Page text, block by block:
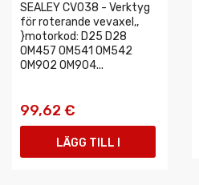
SEALEY CV038 - Verktyg
för roterande vevaxel,,
}motorkod: D25 D28
OM457 OM541 OM542
OM902 OM904...
99,62 €
LÄGG TILL I